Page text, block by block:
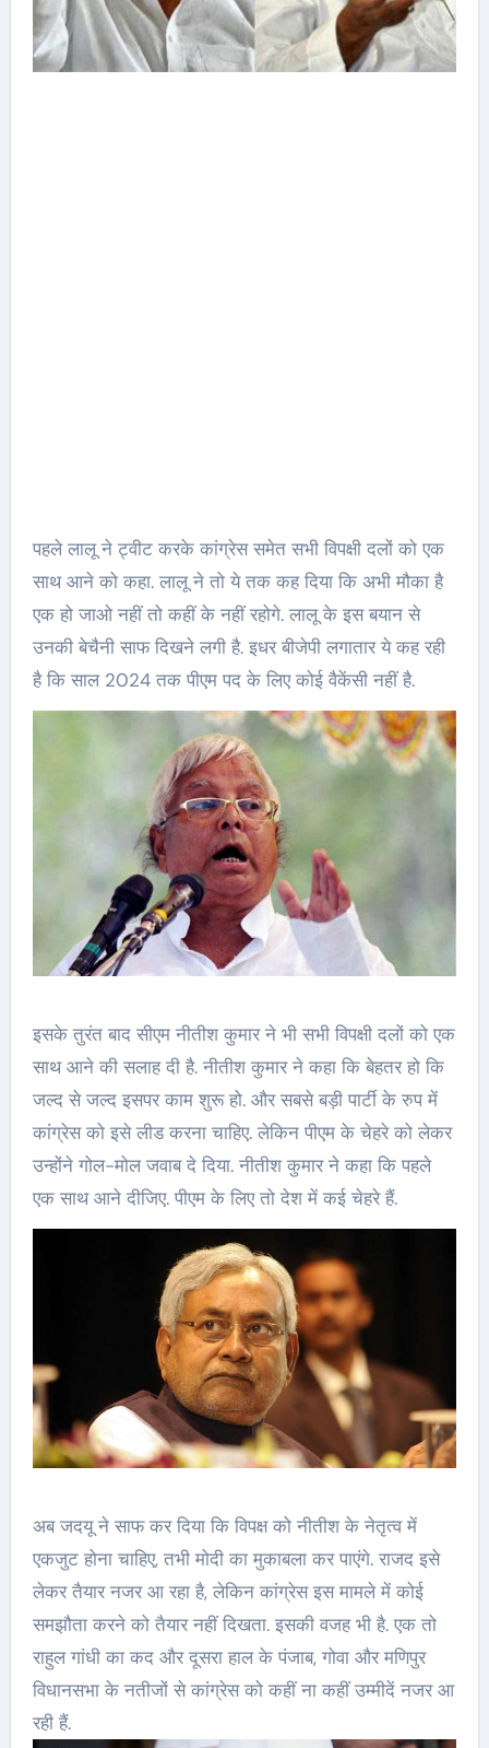
पहले लालू ने ट्वीट करके कांग्रेस समेत सभी विपक्षी दलों को एक
साथ आने को कहा. लालू ने तो ये तक कह दिया कि अभी मौका है
एक हो जाओ नहीं तो कहीं के नहीं रहोगे. लालू के इस बयान से
उनकी बेचैनी साफ दिखने लगी है. इधर बीजेपी लगातार ये कह रही
है कि साल 2024 तक पीएम पद के लिए कोई वैकेंसी नहीं है.
इसके तुरंत बाद सीएम नीतीश कुमार ने भी सभी विपक्षी दलों को एक
साथ आने की सलाह दी है. नीतीश कुमार ने कहा कि बेहतर हो कि
जल्द से जल्द इसपर काम शुरू हो. और सबसे बड़ी पार्टी के रुप में
कांग्रेस को इसे लीड करना चाहिए. लेकिन पीएम के चेहरे को लेकर
उन्होंने गोल-मोल जवाब दे दिया. नीतीश कुमार ने कहा कि पहले
एक साथ आने दीजिए. पीएम के लिए तो देश में कई चेहरे हैं.
अब जदयू ने साफ कर दिया कि विपक्ष को नीतीश के नेतृत्व में
एकजुट होना चाहिए, तभी मोदी का मुकाबला कर पाएंगे. राजद इसे
लेकर तैयार नजर आ रहा है, लेकिन कांग्रेस इस मामले में कोई
समझौता करने को तैयार नहीं दिखता. इसकी वजह भी है. एक तो
राहुल गांधी का कद और दूसरा हाल के पंजाब, गोवा और मणिपुर
विधानसभा के नतीजों से कांग्रेस को कहीं ना कहीं उम्मीदें नजर आ
रही हैं.